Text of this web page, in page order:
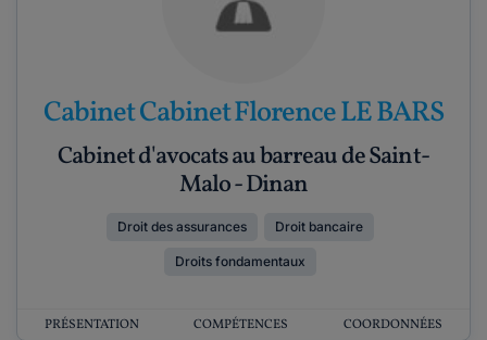
Cabinet Cabinet Florence LE BARS
Cabinet d'avocats au barreau de Saint-
Malo - Dinan
Droit des assurances Droit bancaire
Droits fondamentaux
PRÉSENTATION COMPÉTENCES COORDONNÉES